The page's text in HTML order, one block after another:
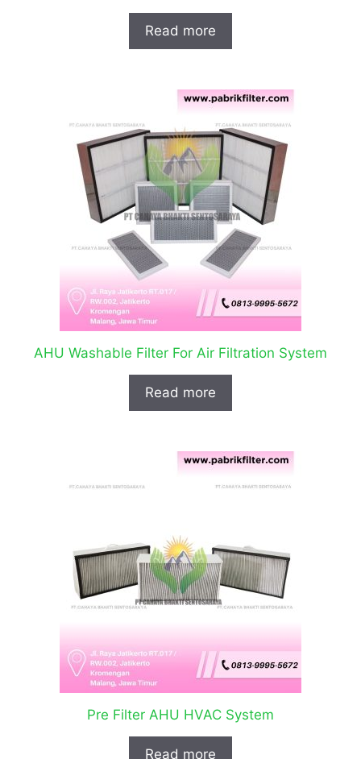
Read more
AHU Washable Filter For Air Filtration System
Read more
Pre Filter AHU HVAC System
Read more